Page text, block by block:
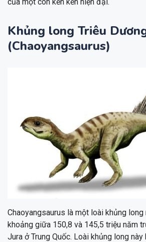
Khủng long Triêu
(Chaoyangsaurus)
Chaoyangsaurus là một loài khủng long
khoảng giữa 150,8 và 145,5 triệu năm
Jura ở Trung Quốc. Loài khủng long